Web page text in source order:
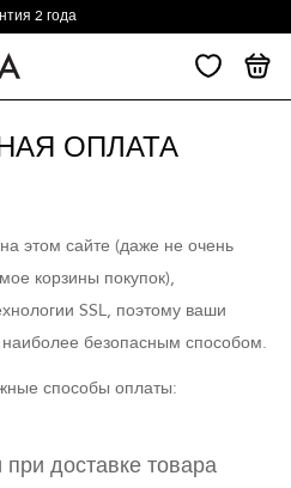
2 года
ОПЛАТА
этом сайте (даже не очень
корзины покупок),
SSL, поэтому ваши
безопасным способом.
способы оплаты:
доставке товара